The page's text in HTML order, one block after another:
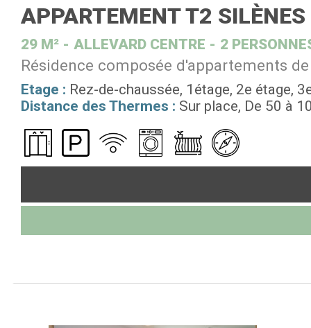
APPARTEMENT T2
29 M² ALLEVARD CENTRE 2
Résidence composée d'appartements
Etage : Rez-de-chaussée 1étage 2e étage
Distance des Thermes : Sur place De 50 à